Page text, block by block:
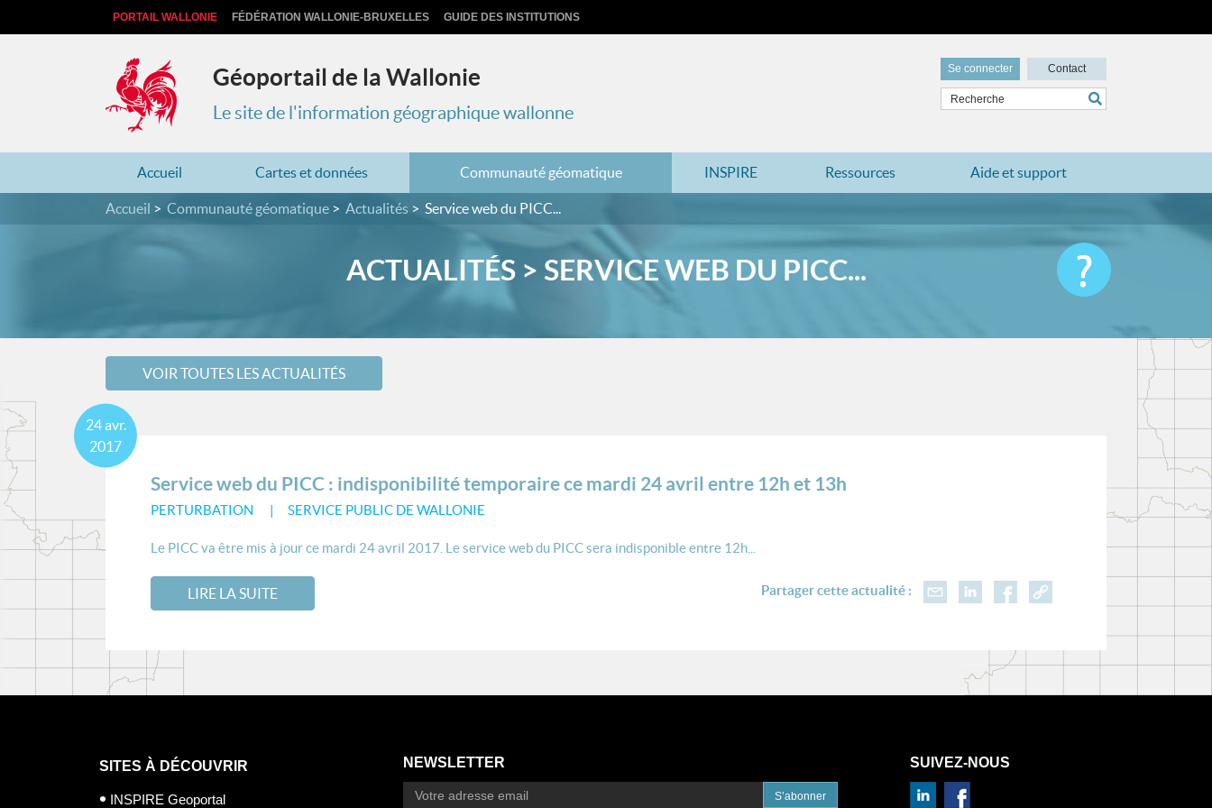
PORTAIL WALLONIE FÉDÉRATION WALLONIE-BRUXELLES GUIDE DES INSTITUTIONS
Géoportail de la Wallonie
Le site de l'information géographique wallonne
Se connecter Contact
Accueil Cartes et données Communauté géomatique INSPIRE Ressources Aide et support
Accueil Communauté géomatique Actualités Service web du PICC...
ACTUALITÉS > SERVICE WEB DU PICC...
VOIR TOUTES LES ACTUALITÉS
Service web du PICC : indisponibilité temporaire ce mardi 24 avril entre 12h et 13h
PERTURBATION SERVICE PUBLIC DE WALLONIE
24avr.
2017
Le PICC va être mis à jour ce mardi 24 avril 2017. Le service web du PICC sera indisponible entre 12h...
LIRE LA SUITE Partager cette actualité :
SITES À DÉCOUVRIR
INSPIRE Geoportal
NEWSLETTER
S’abonner
SUIVEZ-NOUS